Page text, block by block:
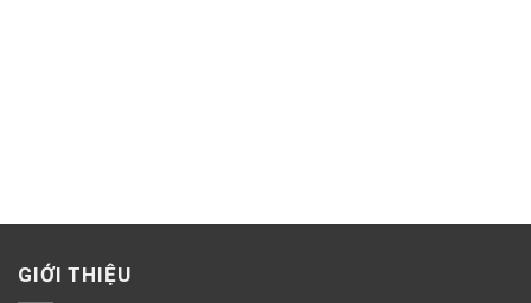
GIỚI THIỆU